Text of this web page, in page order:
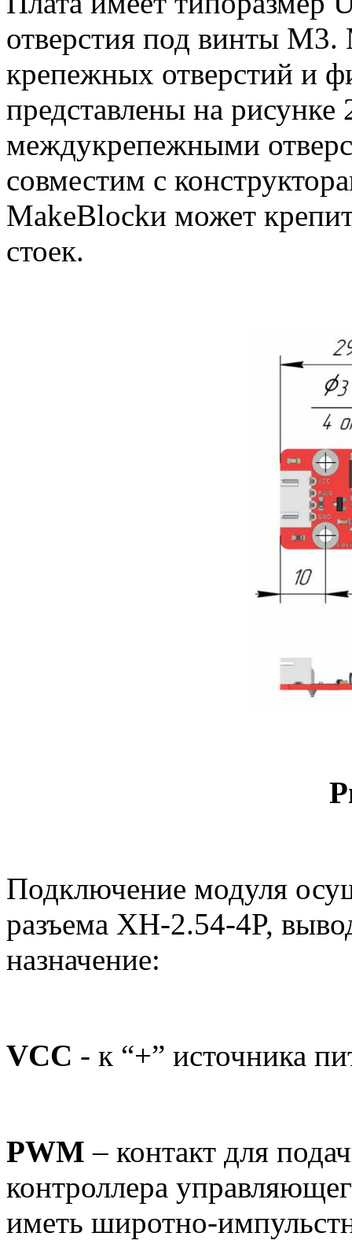
отверстия под винты М3.
крепежных отверстий и
представлены на
междукрепежными
совместим с
MakeBlockи может
стоек.
Подключение модуля
разъема XH-2.54-4P,
назначение:
VCC - к “+” источника
PWM – контакт для
контроллера
иметь широтно-